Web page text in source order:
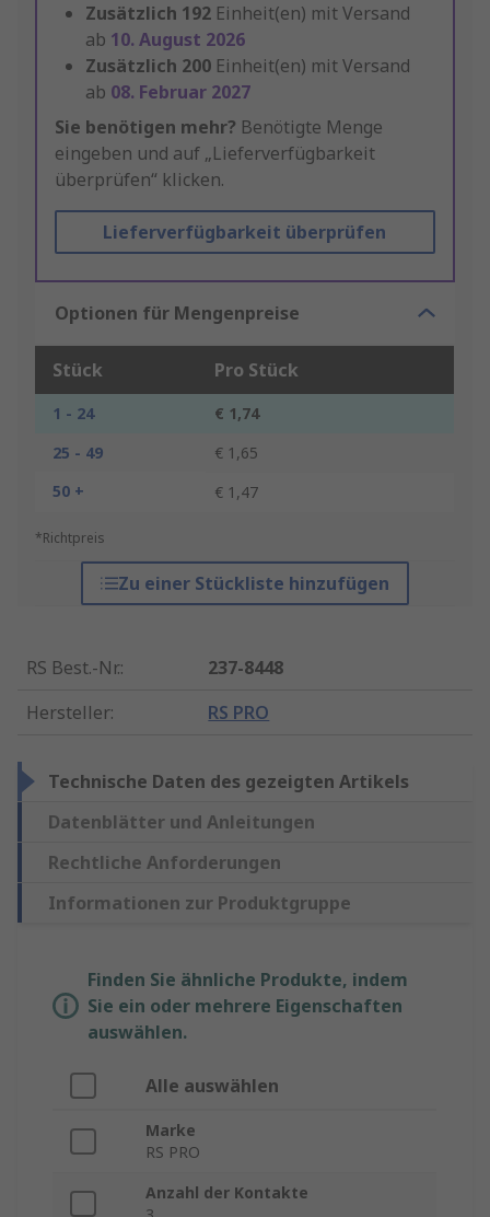
Zusätzlich 192 Einheit(en) mit Versand
ab 10. August 2026
Zusätzlich 200 Einheit(en) mit Versand
ab 08. Februar 2027
Sie benötigen mehr? Benötigte Menge
eingeben und auf „Lieferverfügbarkeit
überprüfen“ klicken.
Lieferverfügbarkeit überprüfen
Optionen für Mengenpreise
Stück Pro Stück
1 - 24
€ 1,74
25 - 49
€ 1,65
50 +
€ 1,47
*Richtpreis
Zu einer Stückliste hinzufügen
RS Best.-Nr.:
237-8448
Hersteller: RS PRO
Technische Daten des gezeigten Artikels
Datenblätter und Anleitungen
Rechtliche Anforderungen
Informationen zur Produktgruppe
Finden Sie ähnliche Produkte, indem
Sie ein oder mehrere Eigenschaften
auswählen.
Alle auswählen
Marke
RS PRO
Anzahl der Kontakte